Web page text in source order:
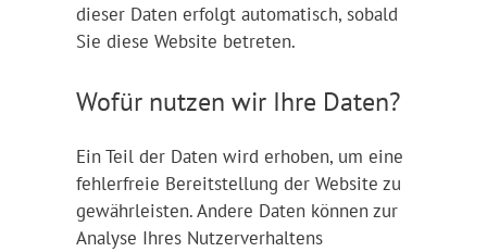
dieser Daten erfolgt automatisch, sobald
Sie diese Website betreten.
Wofür nutzen wir Ihre Daten?
Ein Teil der Daten wird erhoben, um eine
fehlerfreie Bereitstellung der Website zu
gewährleisten. Andere Daten können zur
Analyse Ihres Nutzerverhaltens